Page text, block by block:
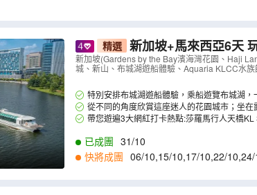
精選 新加坡+馬來西亞6天
aji Lane)、馬來西亞(吉隆坡、
驗)】（AMMBX06U）
新加坡(Gardens by the Bay濱海灣花園、Haji
城、新山、布城湖遊船體驗、Aquaria KLCC水
特別安排布城湖遊船體驗，乘船遊覽布城湖
情調的濕地。
從不同的角度欣賞這座迷人的花園城市；坐
大橋和首相府等，一邊放鬆心情吹吹風。
帶您遊遍3大網紅打卡熱點:莎羅馬行人天橋
已成團 31/10
快將成團 06/10,15/10,17/10,22/10,24/